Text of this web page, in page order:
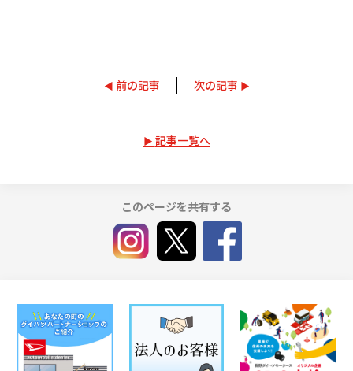
前の記事 次の記事
記事一覧へ
このページを共有する